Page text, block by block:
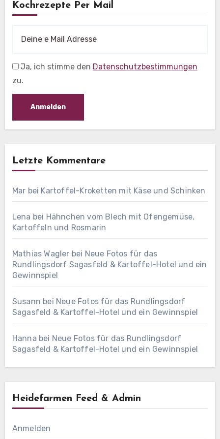
Kochrezepte Per Mail
Ja, ich stimme den Datenschutzbestimmungen
zu.
Letzte Kommentare
Mar bei Kartoffel-Kroketten mit Käse und Schinken
Lena bei Hähnchen vom Blech mit Ofengemüse,
Kartoffeln und Rosmarin
Mathias Wagler bei Neue Fotos für das
Rundlingsdorf Sagasfeld & Kartoffel-Hotel und ein
Gewinnspiel
Susann bei Neue Fotos für das Rundlingsdorf
Sagasfeld & Kartoffel-Hotel und ein Gewinnspiel
Hanna bei Neue Fotos für das Rundlingsdorf
Sagasfeld & Kartoffel-Hotel und ein Gewinnspiel
Heidefarmen Feed & Admin
Anmelden